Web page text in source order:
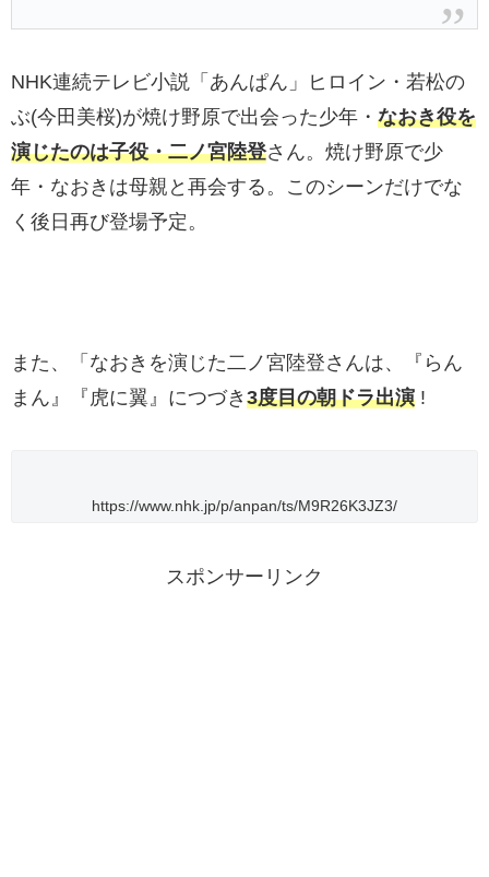
NHK連続テレビ小説「あんぱん」ヒロイン・若松の
ぶ(今田美桜)が焼け野原で出会った少年・ なおき役を
演じたのは子役・二ノ宮陸登さん。焼け野原で少
年・なおきは母親と再会する。このシーンだけでな
く後日再び登場予定。
また、「なおきを演じた二ノ宮陸登さんは、『らん
まん』『虎に翼』につづき 3度目の朝ドラ出演 !
https://www.nhk.jp/p/anpan/ts/M9R26K3JZ3/
スポンサーリンク